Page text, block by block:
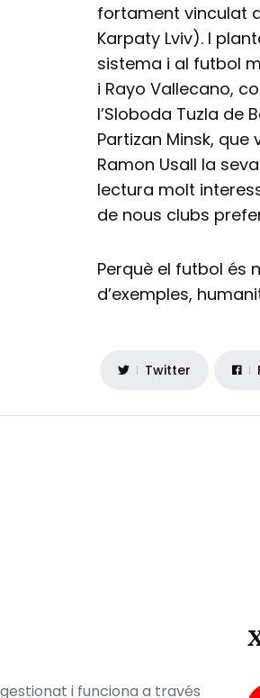
fortament vinculat
Karpaty Lviv). I
sistema i al futbol
i Rayo Vallecano,
l’Sloboda Tuzla de
Partizan Minsk,
Ramon Usall la
lectura molt
de nous clubs
Perquè el futbol és
d’exemples,
Twitter
i funciona a través